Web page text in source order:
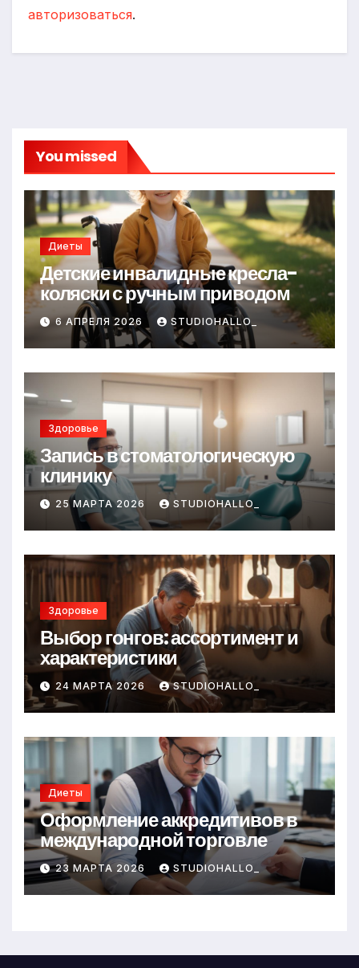
авторизоваться.
You missed
Диеты
Детские инвалидные кресла-
коляски с ручным приводом
6 АПРЕЛЯ 2026 STUDIOHALLO_
Здоровье
Запись в стоматологическую
клинику
25 МАРТА 2026 STUDIOHALLO_
Здоровье
Выбор гонгов: ассортимент и
характеристики
24 МАРТА 2026 STUDIOHALLO_
Диеты
Оформление аккредитивов в
международной торговле
23 МАРТА 2026 STUDIOHALLO_